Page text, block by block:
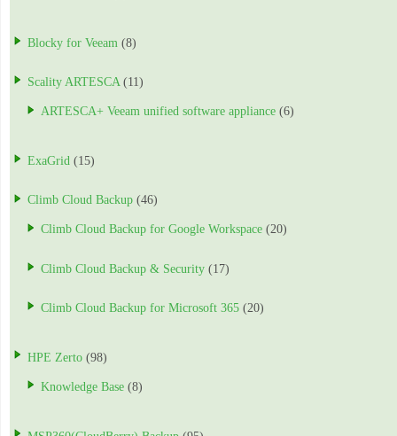
Blocky for Veeam (8)
Scality ARTESCA(11)
ARTESCA+ Veeam unified software appliance (6)
ExaGrid (15)
Climb Cloud Backup (46)
Climb Cloud Backup for Google Workspace (20)
Climb Cloud Backup & Security (17)
Climb Cloud Backup for Microsoft 365 (20)
HPE Zerto (98)
Knowledge Base (8)